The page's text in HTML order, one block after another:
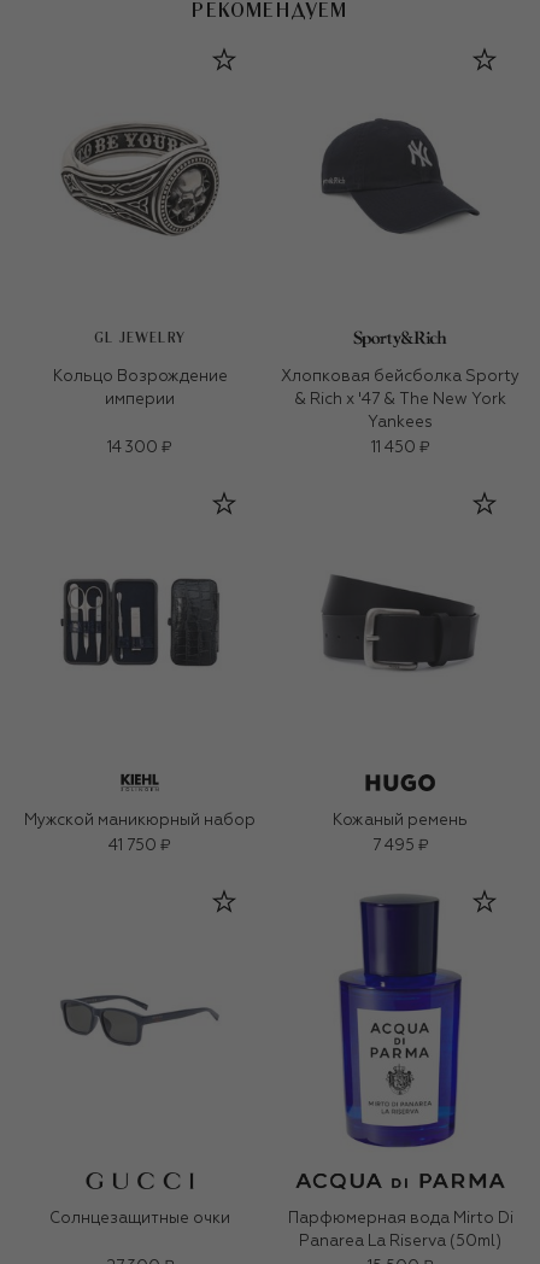
РЕКОМЕНДУЕМ
GL JEWELRY
Кольцо Возрождение
империи
14 300 ₽
Хлопковая бейсболка Sporty
& Rich x '47 & The New York
Yankees
11 450 ₽
Мужской маникюрный набор
41 750 ₽
Кожаный ремень
7 495 ₽
Солнцезащитные очки
Парфюмерная вода Mirto Di
Panarea La Riserva (50ml)